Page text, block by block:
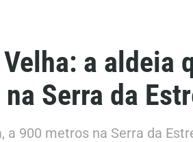
a aldeia
Serra da
a 900 metros na Serra da